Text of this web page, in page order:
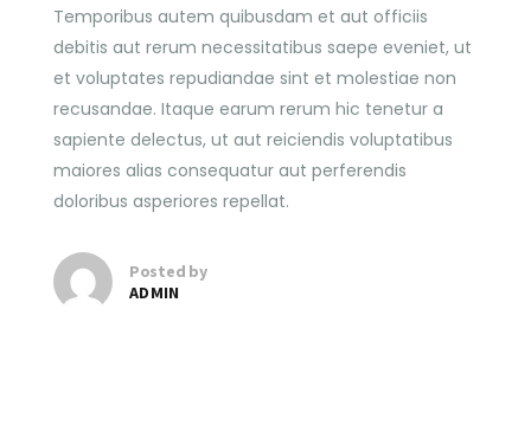
Temporibus autem quibusdam et aut officiis
debitis aut rerum necessitatibus saepe eveniet, ut
et voluptates repudiandae sint et molestiae non
recusandae. Itaque earum rerum hic tenetur a
sapiente delectus, ut aut reiciendis voluptatibus
maiores alias consequatur aut perferendis
doloribus asperiores repellat.
Posted by
ADMIN